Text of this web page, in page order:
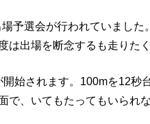
予選会が行われていまし
は出場を断念するも走りた
始されます。100mを12秒
で、いてもたってもいられ